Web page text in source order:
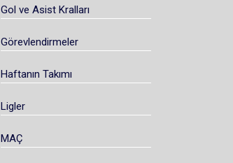
Gol ve Asist Kralları
Görevlendirmeler
Haftanın Takımı
Ligler
MAÇ